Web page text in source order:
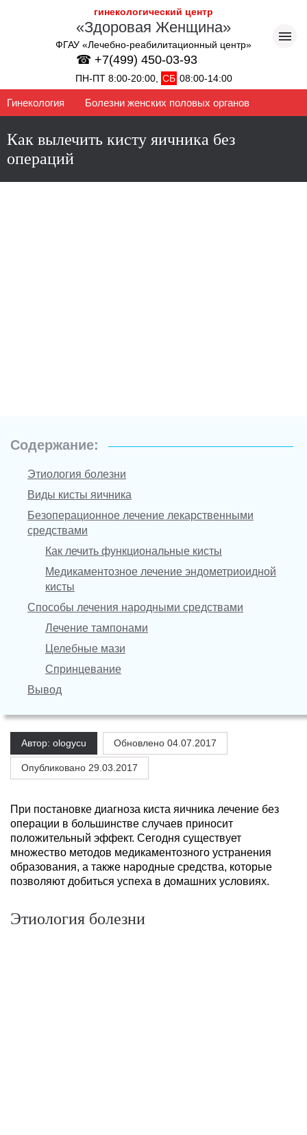
гинекологический центр
«Здоровая Женщина»
ФГАУ «Лечебно-реабилитационный центр»
☎ +7(499) 450-03-93
ПН-ПТ 8:00-20:00, СБ 08:00-14:00
Гинекология Болезни женских половых органов
Как вылечить кисту яичника без
операций
Содержание:
Этиология болезни
Виды кисты яичника
Безоперационное лечение лекарственными
средствами
Как лечить функциональные кисты
Медикаментозное лечение эндометриоидной
кисты
Способы лечения народными средствами
Лечение тампонами
Целебные мази
Спринцевание
Вывод
Автор: ologycu Обновлено 04.07.2017
Опубликовано 29.03.2017
При постановке диагноза киста яичника лечение без
операции в большинстве случаев приносит
положительный эффект. Сегодня существует
множество методов медикаментозного устранения
образования, а также народные средства, которые
позволяют добиться успеха в домашних условиях.
Этиология болезни